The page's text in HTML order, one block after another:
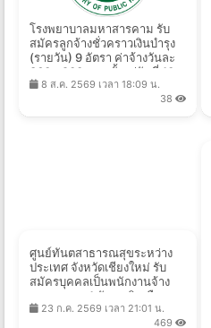
โรงพยาบาลมหาสารคาม รับ
สมัครลูกจ้างชั่วคราวเงินบำรุง
(รายวัน) 9 อัตรา ค่าจ้างวันละ
360 - 900 บาท ตั้งแต่วันที่ 10 -
17 ส.ค. 2569
8 ส.ค. 2569 เวลา 18:09 น.
38
ศูนย์ทันตสาธารณสุขระหว่าง
ประเทศ จังหวัดเชียงใหม่ รับ
สมัครบุคคลเป็นพนักงานจ้าง
เหมาบุคคล 1 อัตรา เงินเดือน
9,400 บาท ตั้งแต่วันที่ 3 - 13
23 ก.ค. 2569 เวลา 21:01 น.
469